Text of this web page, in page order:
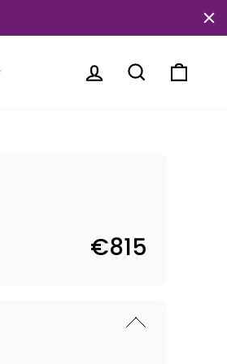
Prisijungti Paieška
€815